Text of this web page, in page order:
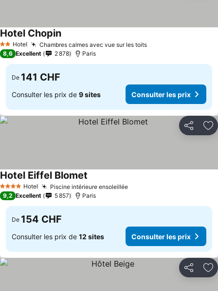
2 Étoiles
Hotel Chambres calmes avec vue sur les toits
Hotel Chopin
8,6 Excellent 2 878 Paris
De 141 CHF
Consulter les prix de 9 sites Consulter les prix
Partager
4 Étoiles Hotel Piscine intérieure ensoleillée
Hotel Eiffel Blomet
9,2 Excellent 5 857 Paris
De 154 CHF
Consulter les prix de 12 sites Consulter les prix
Partager